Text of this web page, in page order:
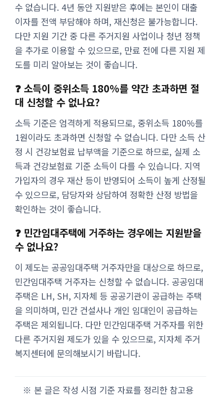
수 없습니다. 4년 동안 지원받은 후에는 본인이 대출
이자를 전액 부담해야 하며, 재신청은 불가능합니다.
다만 지원 기간 중 다른 주거지원 사업이나 청년 정책
을 추가로 이용할 수 있으므로, 만료 전에 다른 지원 제
도를 미리 알아보는 것이 좋습니다.
❓ 소득이 중위소득 180%를 약간 초과하면 절
대 신청할 수 없나요?
소득 기준은 엄격하게 적용되므로, 중위소득 180%를
1원이라도 초과하면 신청할 수 없습니다. 다만 소득 산
정 시 건강보험료 납부액을 기준으로 하므로, 실제 소
득과 건강보험료 기준 소득이 다를 수 있습니다. 지역
가입자의 경우 재산 등이 반영되어 소득이 높게 산정될
수 있으므로, 담당자와 상담하여 정확한 산정 방법을
확인하는 것이 좋습니다.
❓ 민간임대주택에 거주하는 경우에는 지원받을
수 없나요?
이 제도는 공공임대주택 거주자만을 대상으로 하므로,
민간임대주택 거주자는 신청할 수 없습니다. 공공임대
주택은 LH, SH, 지자체 등 공공기관이 공급하는 주택
을 의미하며, 민간 건설사나 개인 임대인이 공급하는
주택은 제외됩니다. 다만 민간임대주택 거주자를 위한
다른 주거지원 제도가 있을 수 있으므로, 지자체 주거
복지센터에 문의해보시기 바랍니다.
※ 본 글은 작성 시점 기준 자료를 정리한 참고용